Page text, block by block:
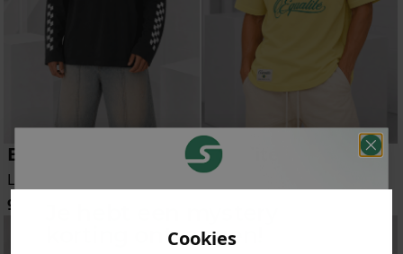
Cookies
Equalité
Longsleeve
90
Equalité
Polo
korting ontvangen!